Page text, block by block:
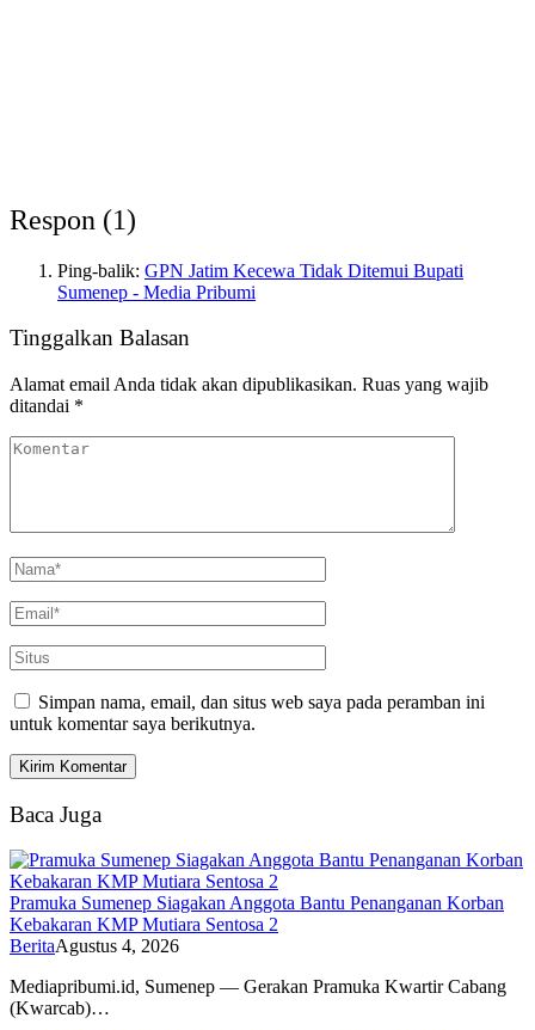
Respon (1)
Ping-balik: GPN Jatim Kecewa Tidak Ditemui Bupati
Sumenep - Media Pribumi
Tinggalkan Balasan
Alamat email Anda tidak akan dipublikasikan. Ruas yang wajib
ditandai *
Simpan nama, email, dan situs web saya pada peramban ini
untuk komentar saya berikutnya.
Baca Juga
Pramuka Sumenep Siagakan Anggota Bantu Penanganan Korban
Kebakaran KMP Mutiara Sentosa 2
BeritaAgustus 4, 2026
Mediapribumi.id, Sumenep — Gerakan Pramuka Kwartir Cabang
(Kwarcab)…